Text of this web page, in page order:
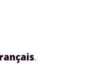
.